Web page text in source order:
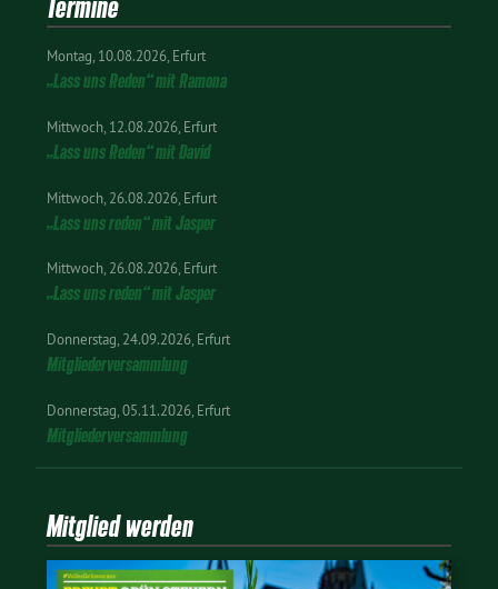
Termine
Montag 10.08.2026 Erfurt
„Lass uns Reden“ mit Ramona
Mittwoch 12.08.2026 Erfurt
„Lass uns Reden“ mit David
Mittwoch 26.08.2026 Erfurt
„Lass uns reden“ mit Jasper
Mittwoch 26.08.2026 Erfurt
„Lass uns reden“ mit Jasper
Donnerstag 24.09.2026 Erfurt
Mitgliederversammlung
Donnerstag 05.11.2026 Erfurt
Mitgliederversammlung
Mitglied werden